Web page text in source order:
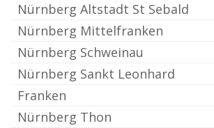
Nürnberg Altstadt St Sebald
Nürnberg Mittelfranken
Nürnberg Schweinau
Nürnberg Sankt Leonhard
Franken
Nürnberg Thon